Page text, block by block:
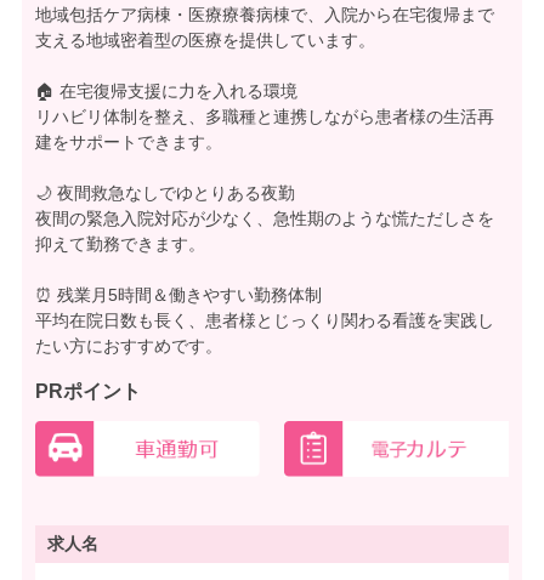
地域包括ケア病棟・医療療養病棟で、入院から在宅復帰まで
支える地域密着型の医療を提供しています。
🏠 在宅復帰支援に力を入れる環境
リハビリ体制を整え、多職種と連携しながら患者様の生活再
建をサポートできます。
🌙 夜間救急なしでゆとりある夜勤
夜間の緊急入院対応が少なく、急性期のような慌ただしさを
抑えて勤務できます。
⏰ 残業月5時間＆働きやすい勤務体制
平均在院日数も長く、患者様とじっくり関わる看護を実践し
たい方におすすめです。
PRポイント
求人名